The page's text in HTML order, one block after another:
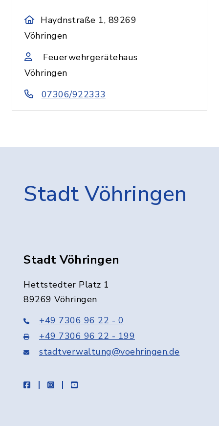
Haydnstraße 1, 89269
Vöhringen
Feuerwehrgerätehaus
Vöhringen
07306/922333
Stadt Vöhringen
Stadt Vöhringen
Hettstedter Platz 1
89269 Vöhringen
+49 7306 96 22 - 0
+49 7306 96 22 - 199
stadtverwaltung@voehringen.de
facebookinstagramyoutube